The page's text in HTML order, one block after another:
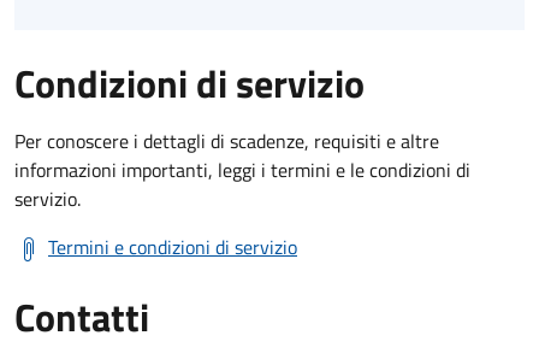
Condizioni di servizio
Per conoscere i dettagli di scadenze, requisiti e altre
informazioni importanti, leggi i termini e le condizioni di
servizio.
Termini e condizioni di servizio
Contatti